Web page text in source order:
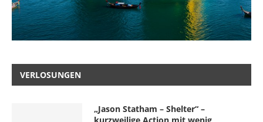
VERLOSUNGEN
„Jason Statham – Shelter“ –